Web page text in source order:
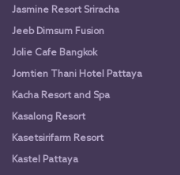
Jasmine Resort Sriracha
Jeeb Dimsum Fusion
Jolie Cafe Bangkok
Jomtien Thani Hotel Pattaya
Kacha Resort and Spa
Kasalong Resort
Kasetsirifarm Resort
Kastel Pattaya